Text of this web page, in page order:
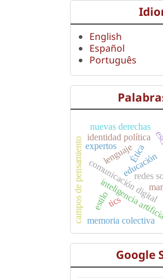
English
Español
Português
lenguaje
comunicación digital
educación
inteligencia
tics
campos de pensamiento redes
estilo
identidad política
nuevas derechas
memoria colectiva
expertos Ética
Google